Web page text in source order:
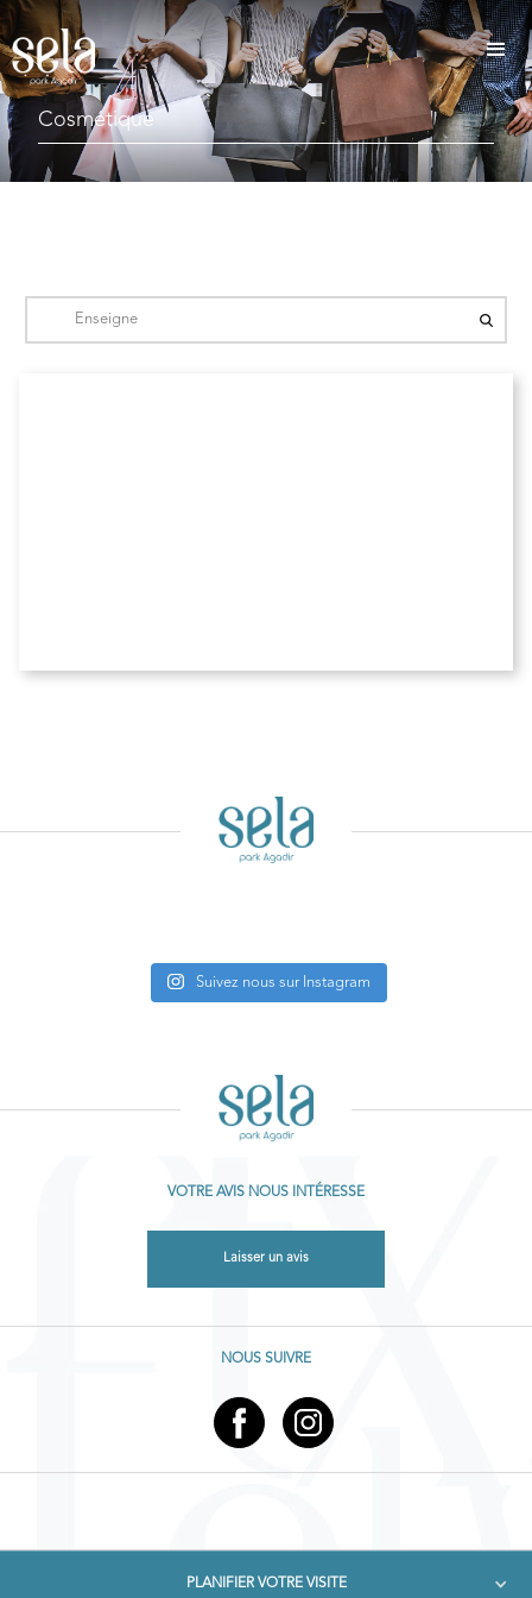
Cosmétique
Suivez nous sur Instagram
VOTRE AVIS NOUS INTÉRESSE
Laisser un avis
NOUS SUIVRE
PLANIFIER VOTRE VISITE